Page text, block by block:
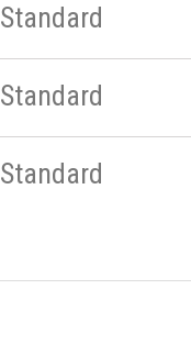
Standard
Standard
Standard